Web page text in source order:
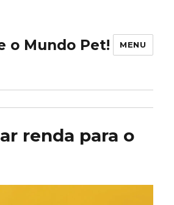
o Mundo Pet! MENU
renda para o